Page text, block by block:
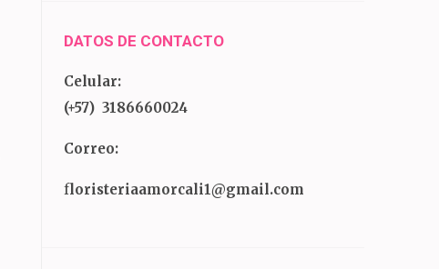
DATOS DE CONTACTO
Celular:
(+57) 3186660024
Correo:
floristeriaamorcali1@gmail.com